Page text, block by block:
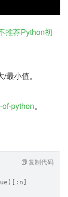
推荐Python初
最小值。
python。
复制代码